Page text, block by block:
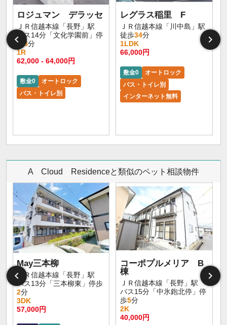
ロジュマン デラッセ
ＪＲ信越本線「長野」駅
バス14分「文化学園前」停
歩 3分
1R
62,000 - 64,000円
敷金0
オートロック
バス・トイレ別
レグラス稲里 F
ＪＲ信越本線「川中島」駅
徒歩34分
1LDK
66,000円
敷金0
オートロック
バス・トイレ別
インターネット無料
A Cloud Residenceと類似のペット相談物件
May三本柳
ＪＲ信越本線「長野」駅
バス13分「三本柳東」停歩
2分
3DK
57,000円
コーポプルメリア B
棟
ＪＲ信越本線「長野」駅
バス15分「中氷鉋北停」停
歩5分
2K
40,000円